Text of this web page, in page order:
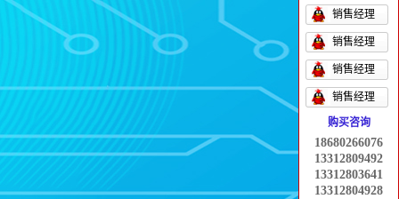
销售经理
销售经理
销售经理
销售经理
购买咨询
18680266076
13312809492
13312803641
13312804928